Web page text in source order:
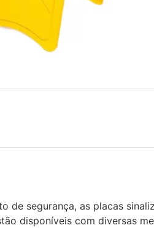
de segurança, as placas
disponíveis com diversas